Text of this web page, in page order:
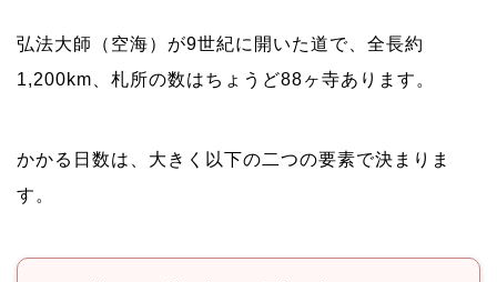
費用を抑えたい方は自家用車かレンタカー
どの手段が自分に合うかのチェック表
弘法大師（空海）が9世紀に開いた道で、全長約
1,200km、札所の数はちょうど88ヶ寺あります。
かかる日数は、大きく以下の二つの要素で決まりま
す。